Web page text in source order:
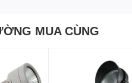
MUA CÙNG